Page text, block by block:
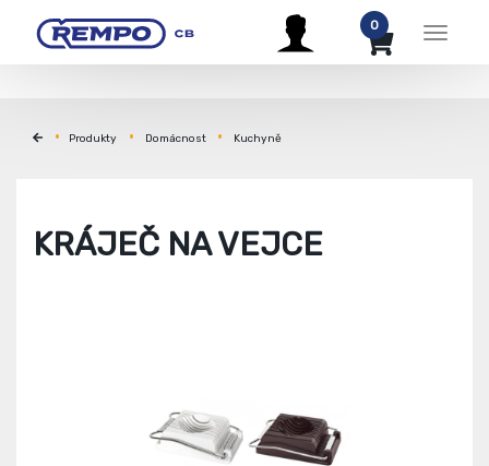
Menu
0
Produkty Domácnost Kuchyně
KRÁJEČ NA VEJCE